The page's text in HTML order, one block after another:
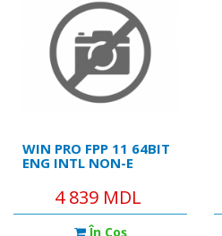
Access
WIN PRO FPP 11 64BIT
ENG INTL NON-E
4 839 MDL
În Coş